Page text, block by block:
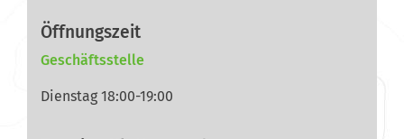
Öffnungszeit
Geschäftsstelle
Dienstag 18:00-19:00